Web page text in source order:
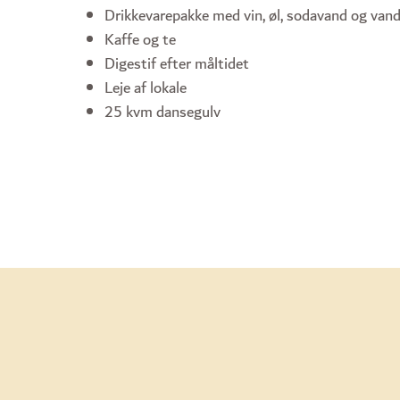
Drikkevarepakke med vin, øl, sodavand og vand
Kaffe og te
Digestif efter måltidet
Leje af lokale
25 kvm dansegulv